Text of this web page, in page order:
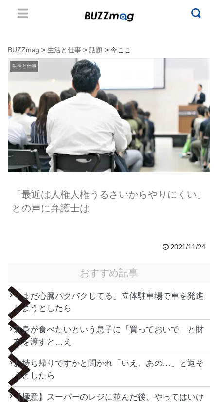
BUZZmag > 生活と仕事 > 話題 > 今ここ
生活と仕事
「最近は人権人権うるさいからやりにくい」
との声に弁護士は
2021/11/24
おすすめ記事
「まだ心臓バクバクしてる」立体駐車場で車を発進
しようとしたら
刺身が食べたいという息子に「買っておいで」と財
布を渡すと…え
お持ち帰りですかと聞かれ「いえ、あの…」と返そ
うとしたら
【極意】スーパーのレジに並んだ後、やってはいけ